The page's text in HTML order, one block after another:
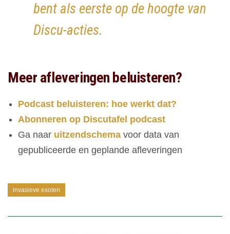
bent als eerste op de hoogte van
Discu-acties.
Meer afleveringen beluisteren?
Podcast beluisteren: hoe werkt dat?
Abonneren op Discutafel podcast
Ga naar uitzendschema voor data van
gepubliceerde en geplande afleveringen
invasieve exoten